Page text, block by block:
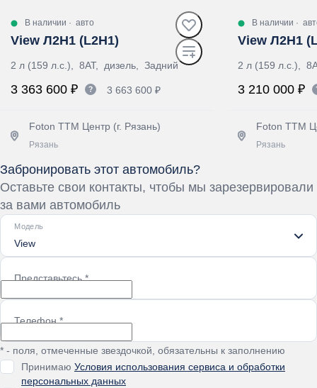
В наличии · авто
View Л2Н1 (L2H1)
2 л (159 л.с.), 8AT, дизель, Задний
3 363 600 ₽ 3 663 600 ₽
Foton ТТМ Центр (г. Рязань)
Рязань
Получить предложение
В наличии ·
View Л2Н1
2 л (159 л.с.),
3 210 000 ₽
Foton ТТМ
Рязань
Забронировать этот автомобиль?
Оставьте свои контакты, чтобы мы зарезервировали
за вами автомобиль
Модель
View
Представьтесь*
Телефон*
* - поля, отмеченные звездочкой, обязательны к заполнению
Принимаю Условия использования сервиса и обработки
персональных данных